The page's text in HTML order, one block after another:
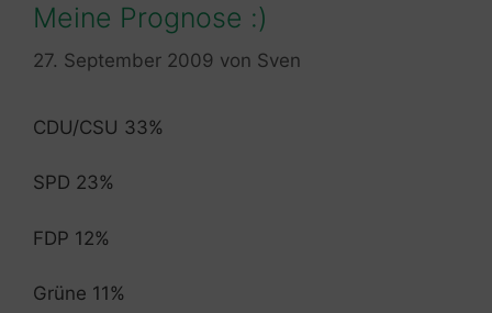
Meine Prognose :)
27. September 2009 von Sven
CDU/CSU 33%
SPD 23%
FDP 12%
Grüne 11%